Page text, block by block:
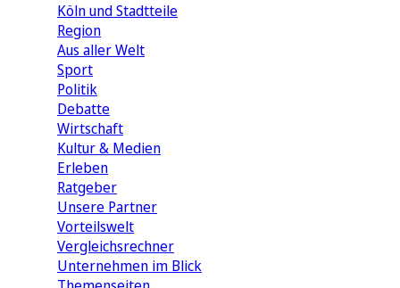
Köln und Stadtteile
Region
Aus aller Welt
Sport
Politik
Debatte
Wirtschaft
Kultur & Medien
Erleben
Ratgeber
Unsere Partner
Vorteilswelt
Vergleichsrechner
Unternehmen im Blick